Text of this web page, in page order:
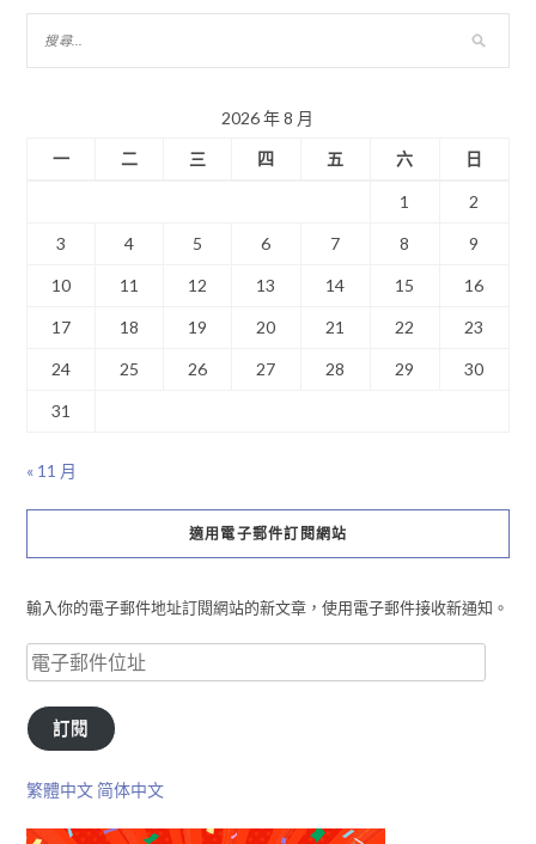
2026 年 8 月
一
二 三 四 五 六 日
1 2
3 4 5 6 7 8 9
10 11 12 13 14 15 16
17 18 19 20 21 22 23
24 25 26 27 28 29 30
31
« 11 月
適用電子郵件訂閱網站
輸入你的電子郵件地址訂閱網站的新文章，使用電子郵件接收新通知。
訂閱
繁體中文 简体中文